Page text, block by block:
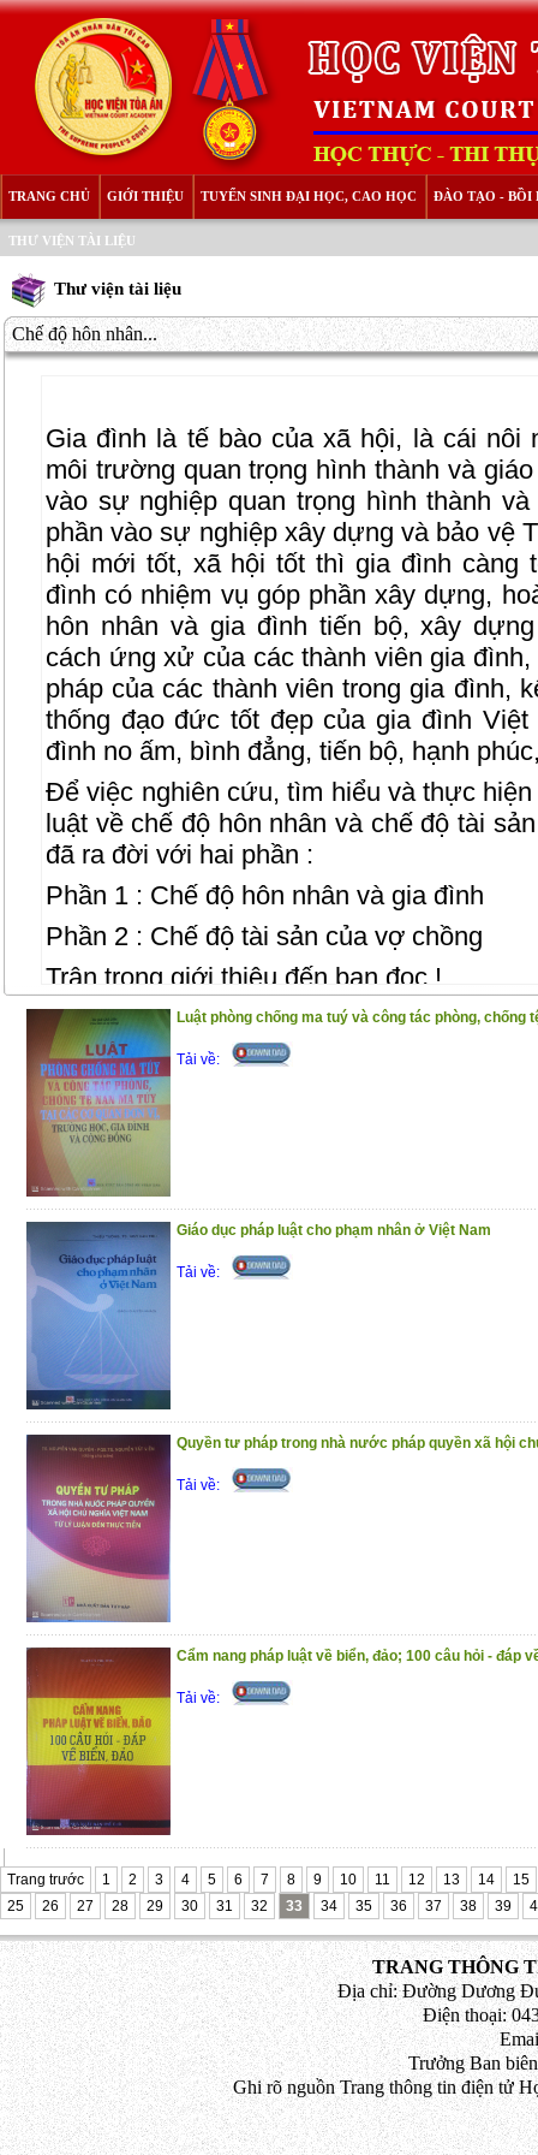
TRANG CHỦ GIỚI THIỆU TUYỂN SINH ĐẠI HỌC, CAO HỌC ĐÀO TẠO - BỒI
THƯ VIỆN TÀI LIỆU
Thư viện tài liệu
Chế độ hôn nhân...
Gia đình là tế bào của xã hội, là cái
môi trường quan trọng hình thành và
vào sự nghiệp quan trọng hình thành
phần vào sự nghiệp xây dựng và bảo vệ
hội mới tốt, xã hội tốt thì gia đình càng
đình có nhiệm vụ góp phần xây dựng,
hôn nhân và gia đình tiến bộ, xây
cách ứng xử của các thành viên gia
pháp của các thành viên trong gia đình,
thống đạo đức tốt đẹp của gia đình
đình no ấm, bình đẳng, tiến bộ, hạnh
Để việc nghiên cứu, tìm hiểu và thực
luật về chế độ hôn nhân và chế độ tài
đã ra đời với hai phần :
Phần 1 : Chế độ hôn nhân và gia đình
Phần 2 : Chế độ tài sản của vợ chồng
Trân trọng giới thiệu đến bạn đọc !
(25/11/2020)Luật phòng chống ma tuý và công tác phòng, chống
Tải về:
Giáo dục pháp luật cho phạm nhân ở Việt Nam
Tải về:
Quyền tư pháp trong nhà nước pháp quyền xã hội
Tải về:
Cẩm nang pháp luật về biển, đảo; 100 câu hỏi - đáp
Tải về:
Trang trước 1 2 3 4 5 6 7 8 9 10 11 12 13 14
15
25
26 27 28 29 30 31 32 33 34 35 36 37 38 39
TRANG THÔNG
Địa chỉ: Đường Dương
Điện thoại:
Trưởng Ban
Ghi rõ nguồn Trang thông tin điện tử